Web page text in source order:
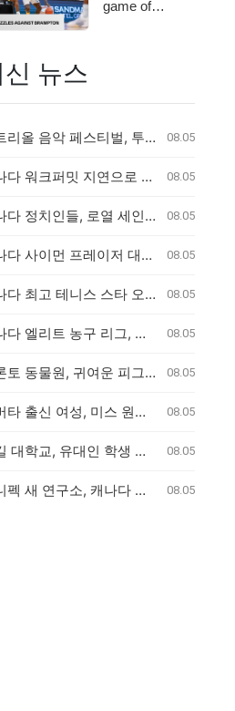
game of
신 뉴스
몬트리올 음악 페스티벌, 투명 가방 규정에 팬들 불만 08.05
캐나다 워크퍼밋 지연으로 2만 달러 출산 비용 부담 위기 퀘벡 커플 08.05
캐나다 정치인들, 로열 세인트 존스 레가타에 총집결 08.05
캐나다 사이먼 프레이저 대학, 48명의 신입생으로 새 의과대학 개교 08.05
캐나다 최고 테니스 스타 오제-알리아심, 훈련 중 허리 부상으로 내셔널 오픈 기권 08.05
캐나다 엘리트 농구 리그, 예상 밖의 전력 누수로 우승 경쟁 판도 변화 08.05
토론토 동물원, 귀여운 피그미 하마 새끼 탄생 08.05
앨버타 출신 여성, 미스 원주민 캐나다 왕관 차지 08.05
맥길 대학교, 유대인 학생 보호 소홀 혐의 집단 소송 승인 08.05
위니펙 새 연구소, 캐나다 백신 연구 강화 및 팬데믹 대비 역량 확충에 기여 08.05